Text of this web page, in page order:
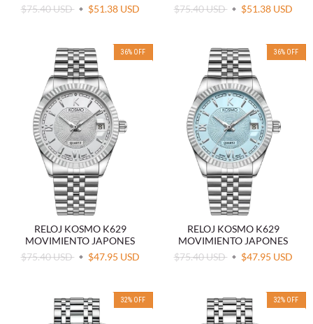
$75.40 USD
$51.38 USD
$75.40 USD
$51.38 USD
36% OFF
RELOJ KOSMO K629
MOVIMIENTO JAPONES
$75.40 USD
$47.95 USD
36% OFF
RELOJ KOSMO K629
MOVIMIENTO JAPONES
$75.40 USD
$47.95 USD
32% OFF 32% OFF